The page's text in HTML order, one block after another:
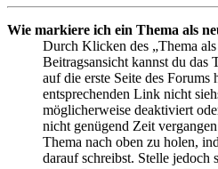
Wie markiere ich ein Thema als
Durch Klicken des „Thema
Beitragsansicht kannst du das
auf die erste Seite des Forums
entsprechenden Link nicht
möglicherweise deaktiviert
nicht genügend Zeit
Thema nach oben zu holen,
darauf schreibst. Stelle jedoch